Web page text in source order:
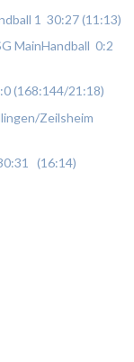
1 30:27 (11:13)
MainHandball 0:2
(168:144/21:18)
Zeilsheim
(16:14)